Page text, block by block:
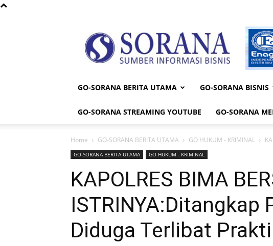
Sorana
GO-SORANA BERITA UTAMA GO-SORANA BISNIS
GO-SORANA STREAMING YOUTUBE GO-SORANA
Home GO-SORANA BERITA UTAMA GO HUKUM - KRIMINAL
GO-SORANA BERITA UTAMA GO HUKUM - KRIMINAL
KAPOLRES BIMA
ISTRINYA:Ditangkap
Diduga Terlibat